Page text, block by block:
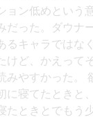
ョン低めという
だった。ダウナ
るキャラではな
けど、かえって
みやすかった。
に寝てたときと
たときとでもう